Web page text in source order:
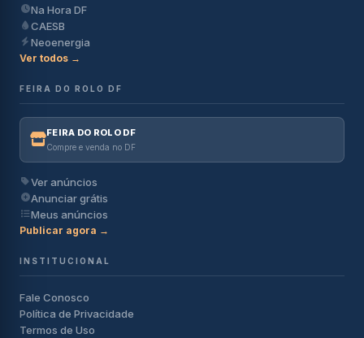
Na Hora DF
CAESB
Neoenergia
Ver todos →
FEIRA DO ROLO DF
FEIRA DO ROLO DF
Compre e venda no DF
Ver anúncios
Anunciar grátis
Meus anúncios
Publicar agora →
INSTITUCIONAL
Fale Conosco
Política de Privacidade
Termos de Uso